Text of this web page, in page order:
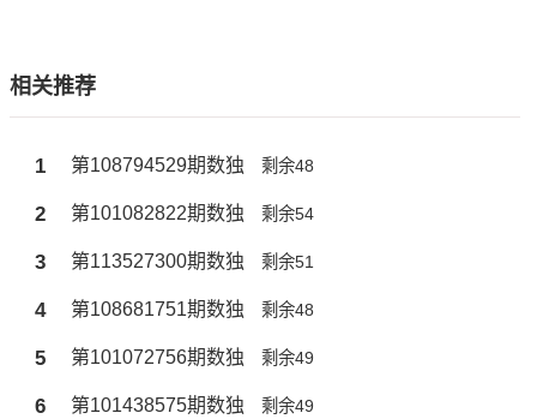
相关推荐
1 第108794529期数独 剩余48
2 第101082822期数独 剩余54
3 第113527300期数独 剩余51
4 第108681751期数独 剩余48
5 第101072756期数独 剩余49
6 第101438575期数独 剩余49